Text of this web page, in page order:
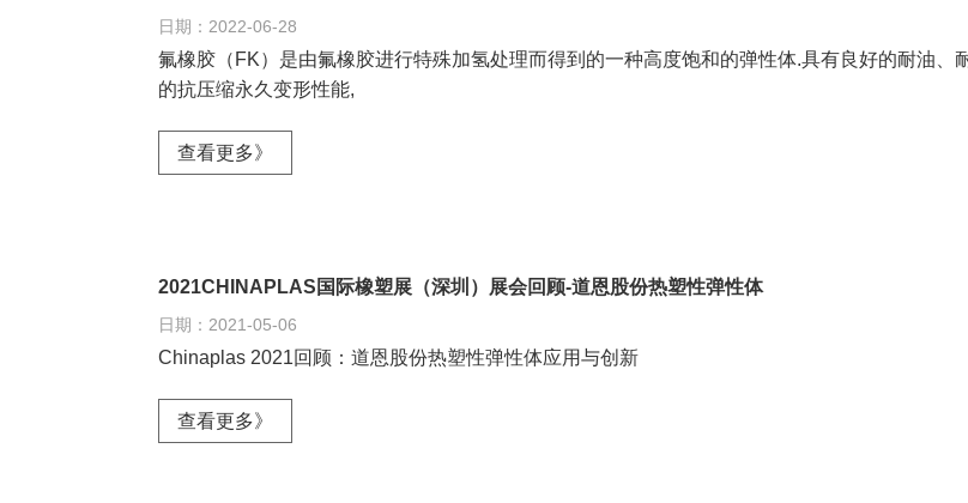
日期：2022-06-28
氟橡胶（FK）是由氟橡胶进行特殊加氢处理而得到的一种高度饱和的弹性体.具有良好的耐油
的抗压缩永久变形性能,
查看更多》
2021CHINAPLAS国际橡塑展（深圳）展会回顾-道恩股份热塑性弹性体
日期：2021-05-06
Chinaplas 2021回顾：道恩股份热塑性弹性体应用与创新
查看更多》